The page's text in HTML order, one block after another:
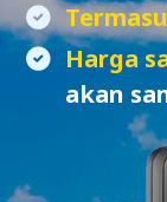
Harga
akan